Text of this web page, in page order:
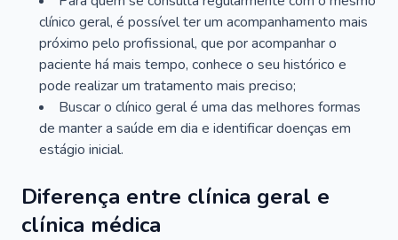
clínico geral, é possível ter um acompanhamento mais
próximo pelo profissional, que por acompanhar o
paciente há mais tempo, conhece o seu histórico e
pode realizar um tratamento mais preciso;
Buscar o clínico geral é uma das melhores formas
de manter a saúde em dia e identificar doenças em
estágio inicial.
Diferença entre clínica geral e
clínica médica